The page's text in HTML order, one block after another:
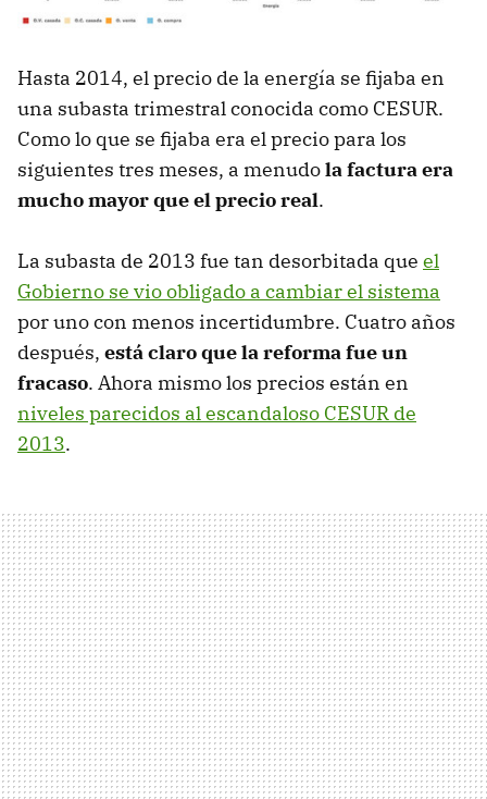
Hasta 2014, el precio de la energía se fijaba en
una subasta trimestral conocida como CESUR.
Como lo que se fijaba era el precio para los
siguientes tres meses, a menudola factura era
mucho mayor que el precio real.
La subasta de 2013 fue tan desorbitada que el
Gobierno se vio obligado a cambiar el sistema
por uno con menos incertidumbre. Cuatro años
después, está claro que la reforma fue un
fracaso. Ahora mismo los precios están en
niveles parecidos al escandaloso CESUR de
2013.